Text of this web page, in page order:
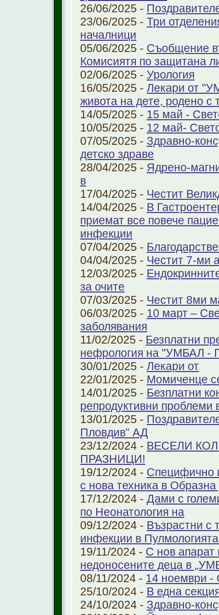
26/06/2025 -
23/06/2025 - Три
началници
05/06/2025 - Съобщение
Комисиятя по защитана
02/06/2025 - Урология
16/05/2025 - Лекари от
живота на дете, родено с
14/05/2025 - 15 май -
10/05/2025 - 12 май-
07/05/2025 - Здравно-
детско здраве
28/04/2025 - Ядрено-
в
17/04/2025 - Честит
14/04/2025 - В
приемат все повече
инфекции
07/04/2025 -
04/04/2025 - Честит 7-ми
12/03/2025 -
за очите
07/03/2025 - Честит 8ми
06/03/2025 - 10 март –
заболявания
11/02/2025 - Безплатни
нефрология на "УМБАЛ -
30/01/2025 - Лекари от
22/01/2025 - Момиченце
14/01/2025 - Безплатни
репродуктивни
13/01/2025 -
Пловдив” АД
23/12/2024 - ВЕСЕЛИ
ПРАЗНИЦИ!
19/12/2024 - Специфично
с нова техника в Образна
17/12/2024 - Дами с
по Неонатология на
09/12/2024 - Възрастни с
инфекции в
19/11/2024 - С нов
недоносените деца в
08/11/2024 - 14 ноември -
25/10/2024 - В една
24/10/2024 - Здравно-